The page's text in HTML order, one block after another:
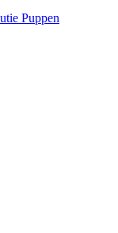
Puppen